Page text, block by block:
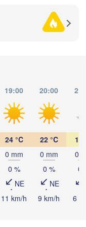
19:00 20:00
24 °C
0 mm
0 %
NE
11 km/h
22 °C
0 mm
0 %
NE
9 km/h
19
0
0
6
Керчь
(Kerch)
Мелітополь
(Melitopol)